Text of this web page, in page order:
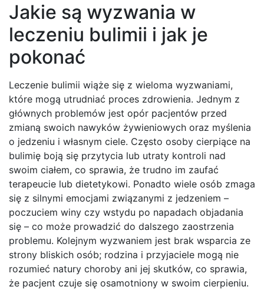
Jakie są wyzwania w
leczeniu bulimii i jak je
pokonać
Leczenie bulimii wiąże się z wieloma wyzwaniami,
które mogą utrudniać proces zdrowienia. Jednym z
głównych problemów jest opór pacjentów przed
zmianą swoich nawyków żywieniowych oraz myślenia
o jedzeniu i własnym ciele. Często osoby cierpiące na
bulimię boją się przytycia lub utraty kontroli nad
swoim ciałem, co sprawia, że trudno im zaufać
terapeucie lub dietetykowi. Ponadto wiele osób zmaga
się z silnymi emocjami związanymi z jedzeniem –
poczuciem winy czy wstydu po napadach objadania
się – co może prowadzić do dalszego zaostrzenia
problemu. Kolejnym wyzwaniem jest brak wsparcia ze
strony bliskich osób; rodzina i przyjaciele mogą nie
rozumieć natury choroby ani jej skutków, co sprawia,
że pacjent czuje się osamotniony w swoim cierpieniu.